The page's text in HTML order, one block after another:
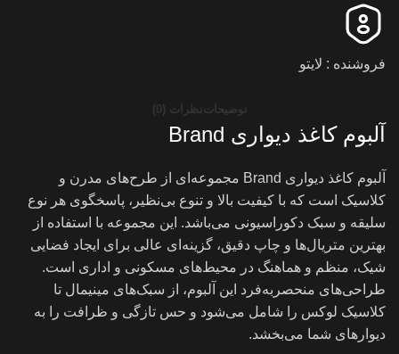
فروشنده : لایتو
توضیحاتنظرات (0)
آلبوم کاغذ دیواری Brand
آلبوم کاغذ دیواری Brand مجموعه‌ای از طرح‌های مدرن و
کلاسیک است که با کیفیت بالا و تنوع بی‌نظیر، پاسخگوی هر نوع
سلیقه و سبک دکوراسیونی می‌باشد. این مجموعه با استفاده از
بهترین متریال‌ها و چاپ دقیق، گزینه‌ای عالی برای ایجاد فضایی
شیک، منظم و هماهنگ در محیط‌های مسکونی و اداری است.
طراحی‌های منحصربه‌فرد این آلبوم، از سبک‌های مینیمال تا
کلاسیک لوکس را شامل می‌شود و حس تازگی و ظرافت را به
دیوارهای شما می‌بخشد.